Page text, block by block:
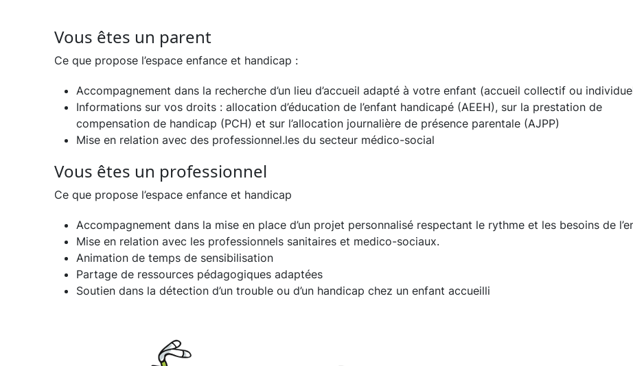
Vous êtes un parent
Ce que propose l’espace enfance et handicap :
Accompagnement dans la recherche d’un lieu d’accueil adapté à votre enfant (accueil collectif ou
Informations sur vos droits : allocation d’éducation de l’enfant handicapé (AEEH), sur la prestation de
compensation de handicap (PCH) et sur l’allocation journalière de présence parentale (AJPP)
Mise en relation avec des professionnel.les du secteur médico-social
Vous êtes un professionnel
Ce que propose l’espace enfance et handicap
Accompagnement dans la mise en place d’un projet personnalisé respectant le rythme et les besoins de
Mise en relation avec les professionnels sanitaires et medico-sociaux.
Animation de temps de sensibilisation
Partage de ressources pédagogiques adaptées
Soutien dans la détection d’un trouble ou d’un handicap chez un enfant accueilli